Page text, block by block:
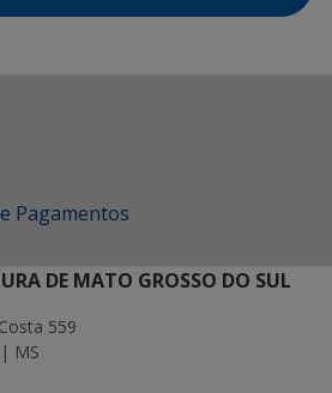
Pagamentos
DE MATO GROSSO DO SUL
559
MS